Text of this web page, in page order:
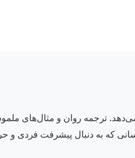
ترجمه روان و مثال‌های
که به دنبال پیشرفت فردی و